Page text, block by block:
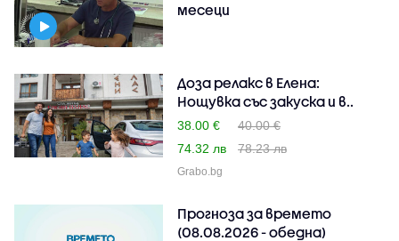
месеци
Доза релакс в Елена:
Нощувка със закуска и в..
38.00 €
40.00 €
74.32 лв
78.23 лв
Grabo.bg
Прогноза за времето
(08.08.2026 - обедна)